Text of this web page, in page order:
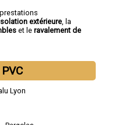
extérieure , la
et le ravalement de